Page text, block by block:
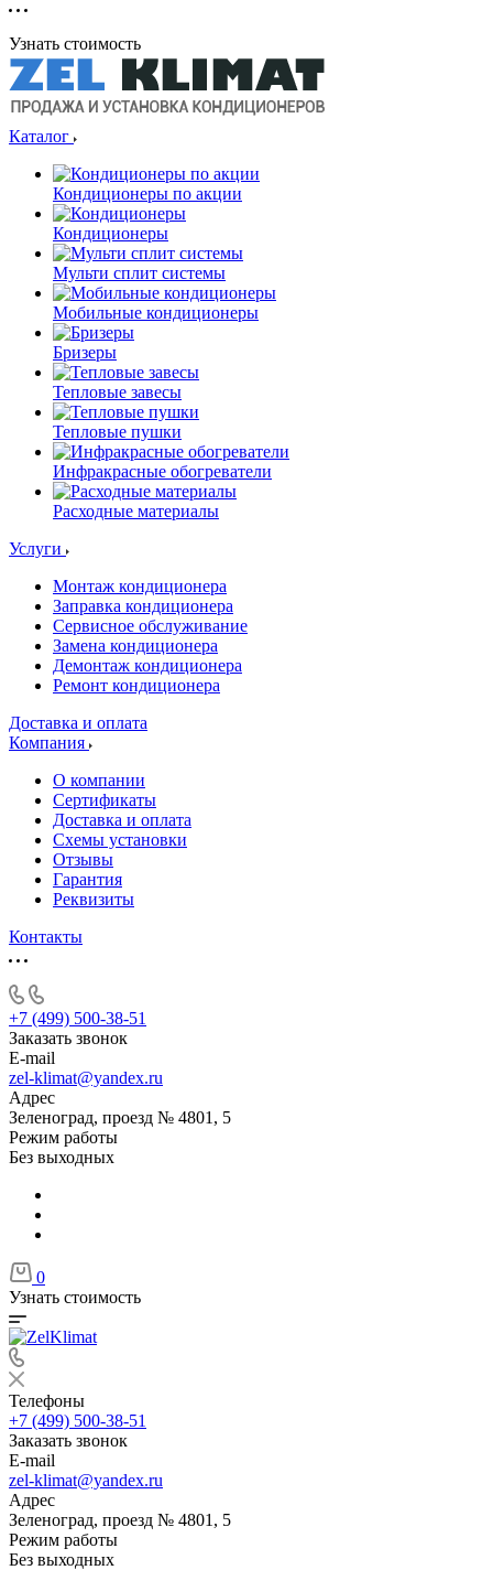
Узнать стоимость
Каталог
Кондиционеры по акции
Кондиционеры
Мульти сплит системы
Мобильные кондиционеры
Бризеры
Тепловые завесы
Тепловые пушки
Инфракрасные обогреватели
Расходные материалы
Услуги
Монтаж кондиционера
Заправка кондиционера
Сервисное обслуживание
Замена кондиционера
Демонтаж кондиционера
Ремонт кондиционера
Доставка и оплата
Компания
О компании
Сертификаты
Доставка и оплата
Схемы установки
Отзывы
Гарантия
Реквизиты
Контакты
+7 (499) 500-38-51
Заказать звонок
E-mail
zel-klimat@yandex.ru
Адрес
Зеленоград, проезд № 4801, 5
Режим работы
Без выходных
0
Узнать стоимость
Телефоны
+7 (499) 500-38-51
Заказать звонок
E-mail
zel-klimat@yandex.ru
Адрес
Зеленоград, проезд № 4801, 5
Режим работы
Без выходных